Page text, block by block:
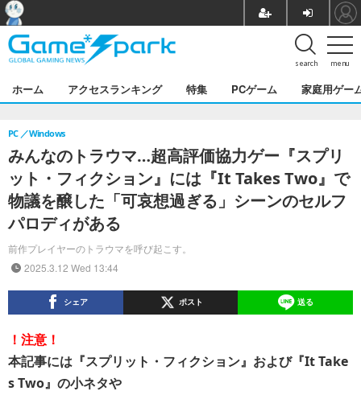
menu
search
ホーム アクセスランキング 特集 PCゲーム 家庭用ゲー
みんなのトラウマ…超高評価協力ゲー『スプリ
ット・フィクション』には『It Takes Two』で
物議を醸した「可哀想過ぎる」シーンのセルフ
パロディがある
前作プレイヤーのトラウマを呼び起こす。
PC Windows
2025.3.12 Wed 13:44
シェア ポスト 送る
！注意！
本記事には『スプリット・フィクション』および『It Take
s Two』の小ネタや